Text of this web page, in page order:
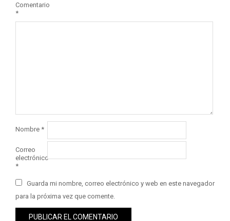
Comentario
*
Nombre *
Correo
electrónico
*
Guarda mi nombre, correo electrónico y web en este navegador
para la próxima vez que comente.